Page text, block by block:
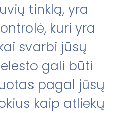
tinklą, yra
kuri yra
svarbi jūsų
gali būti
pagal jūsų
kaip atliekų